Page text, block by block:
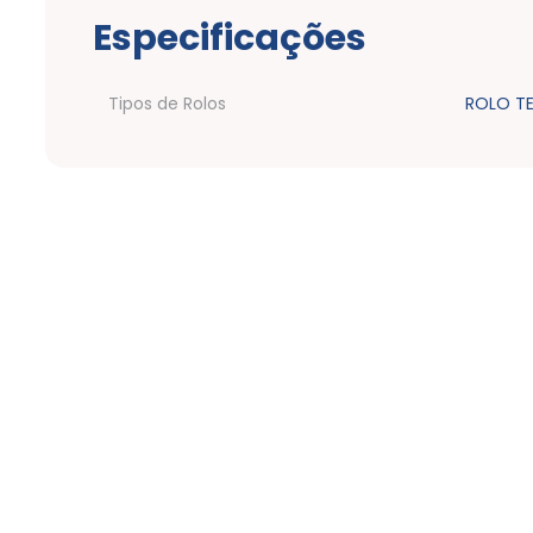
Especificações
Tipos de Rolos ROLO